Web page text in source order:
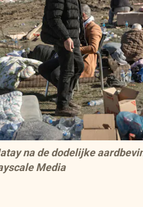
na de dodelijke
Media